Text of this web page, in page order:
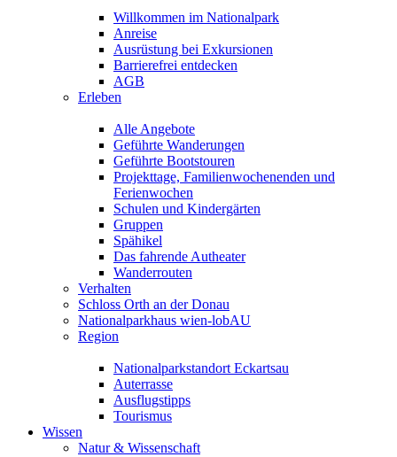
Willkommen im Nationalpark
Anreise
Ausrüstung bei Exkursionen
Barrierefrei entdecken
AGB
Erleben
Alle Angebote
Geführte Wanderungen
Geführte Bootstouren
Projekttage, Familienwochenenden und
Ferienwochen
Schulen und Kindergärten
Gruppen
Spähikel
Das fahrende Autheater
Wanderrouten
Verhalten
Schloss Orth an der Donau
Nationalparkhaus wien-lobAU
Region
Nationalparkstandort Eckartsau
Auterrasse
Ausflugstipps
Tourismus
Wissen
Natur & Wissenschaft